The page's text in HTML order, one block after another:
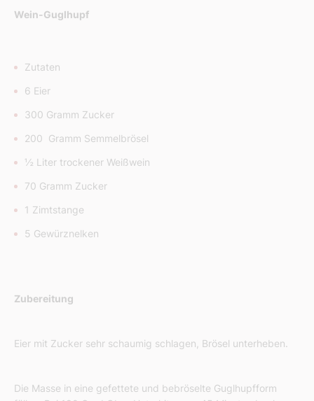
Wein-Guglhupf
Zutaten
6 Eier
300 Gramm Zucker
200 Gramm Semmelbrösel
½ Liter trockener Weißwein
70 Gramm Zucker
1 Zimtstange
5 Gewürznelken
Zubereitung
Eier mit Zucker sehr schaumig schlagen, Brösel unterheben.
Die Masse in eine gefettete und bebröselte Guglhupfform